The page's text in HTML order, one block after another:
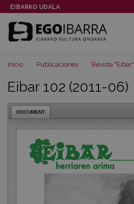
EIBARKO UDALA
Inicio Publicaciones Revista "Eibar"
Eibar 102 (2011-06)
DOCUMENT